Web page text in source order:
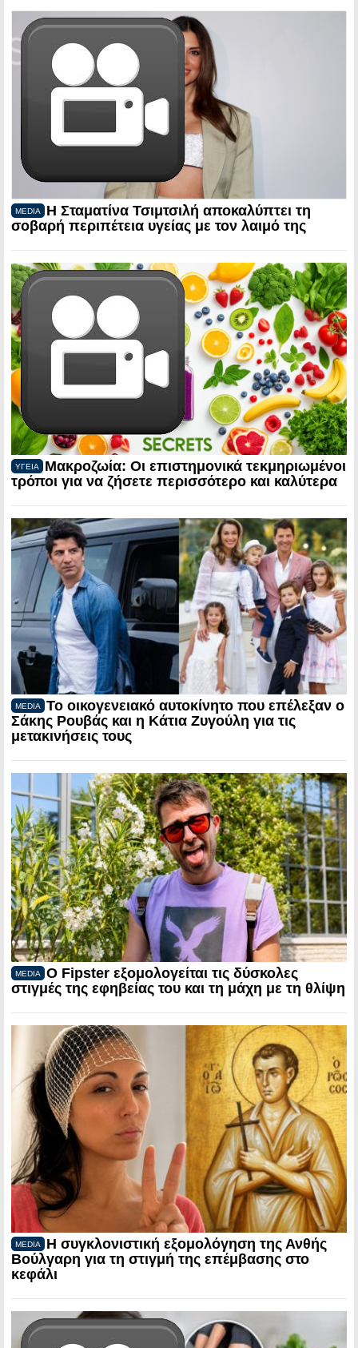
MEDIA
Η Σταματίνα Τσιμτσιλή αποκαλύπτει τη
σοβαρή περιπέτεια υγείας με τον λαιμό της
ΥΓΕΙΑ
Μακροζωία: Οι επιστημονικά τεκμηριωμένοι
τρόποι για να ζήσετε περισσότερο και καλύτερα
MEDIA
Το οικογενειακό αυτοκίνητο που επέλεξαν ο
Σάκης Ρουβάς και η Κάτια Ζυγούλη για τις
μετακινήσεις τους
MEDIA
Ο Fipster εξομολογείται τις δύσκολες
στιγμές της εφηβείας του και τη μάχη με τη θλίψη
MEDIA
Η συγκλονιστική εξομολόγηση της Ανθής
Βούλγαρη για τη στιγμή της επέμβασης στο
κεφάλι